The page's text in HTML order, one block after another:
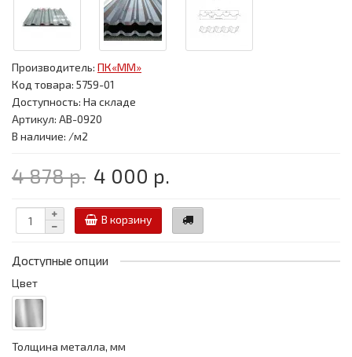
Производитель: ПК«ММ»
Код товара: 5759-01
Доступность: На складе
Артикул: АВ-0920
В наличие: /м2
4 878 р. 4 000 р.
В корзину
Доступные опции
Цвет
Толщина металла, мм